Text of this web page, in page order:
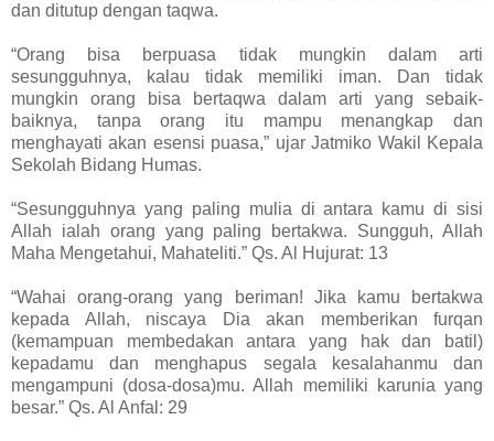
dan ditutup dengan taqwa.
“Orang bisa berpuasa tidak mungkin dalam arti
sesungguhnya, kalau tidak memiliki iman. Dan tidak
mungkin orang bisa bertaqwa dalam arti yang sebaik-
baiknya, tanpa orang itu mampu menangkap dan
menghayati akan esensi puasa,” ujar Jatmiko Wakil Kepala
Sekolah Bidang Humas.
“Sesungguhnya yang paling mulia di antara kamu di sisi
Allah ialah orang yang paling bertakwa. Sungguh, Allah
Maha Mengetahui, Mahateliti.” Qs. Al Hujurat: 13
“Wahai orang-orang yang beriman! Jika kamu bertakwa
kepada Allah, niscaya Dia akan memberikan furqan
(kemampuan membedakan antara yang hak dan batil)
kepadamu dan menghapus segala kesalahanmu dan
mengampuni (dosa-dosa)mu. Allah memiliki karunia yang
besar.” Qs. Al Anfal: 29